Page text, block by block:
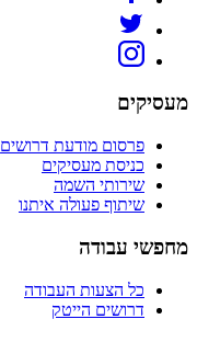
מעסיקים
פרסום מודעת דרושים
כניסת מעסיקים
שירותי השמה
שיתוף פעולה איתנו
מחפשי עבודה
כל הצעות העבודה
דרושים הייטק